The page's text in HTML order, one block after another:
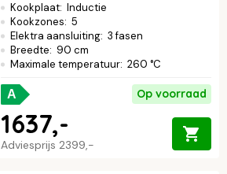
Kookplaat: Inductie
Kookzones: 5
Elektra aansluiting: 3 fasen
Breedte: 90 cm
Maximale temperatuur: 260 °C
A Op voorraad
Adviesprijs 2399,-
1637,-